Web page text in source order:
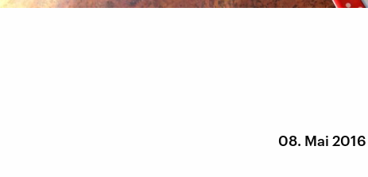
08. Mai 2016